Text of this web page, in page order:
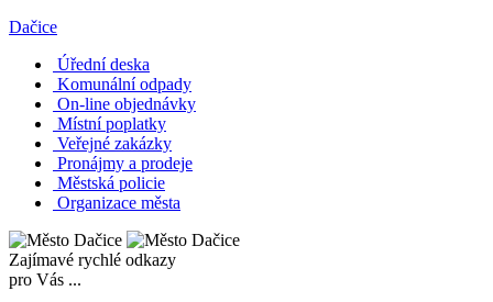
Dačice
Úřední deska
Komunální odpady
On-line objednávky
Místní poplatky
Veřejné zakázky
Pronájmy a prodeje
Městská policie
Organizace města
Zajímavé rychlé odkazy
pro Vás ...